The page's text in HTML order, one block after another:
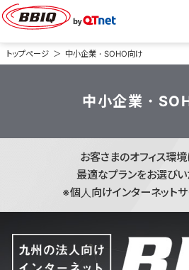
中小企業・
光インターネット
光電話
オプションサービス
ご紹介商品
トップページ 中小企業・SOHO向け
中小企業・
お客さまのオフィス環
最適なプランをお選びい
※個人向けインターネット